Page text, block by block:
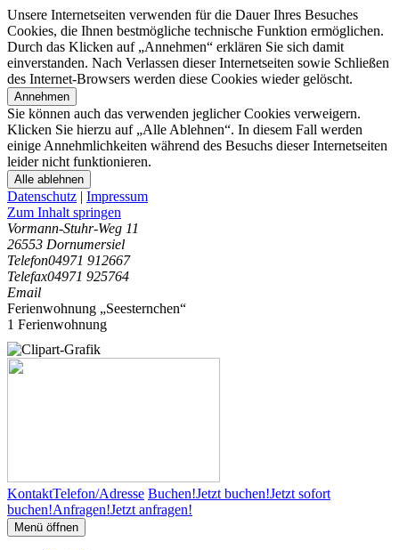
Unsere Internetseiten verwenden für die Dauer Ihres Besuches
Cookies, die Ihnen bestmögliche technische Funktion ermöglichen.
Durch das Klicken auf „Annehmen“ erklären Sie sich damit
einverstanden. Nach Verlassen dieser Internetseiten sowie Schließen
des Internet-Browsers werden diese Cookies wieder gelöscht.
Annehmen
Sie können auch das verwenden jeglicher Cookies verweigern.
Klicken Sie hierzu auf „Alle Ablehnen“. In diesem Fall werden
einige Annehmlichkeiten während des Besuchs dieser Internetseiten
leider nicht funktionieren.
Alle ablehnen
Datenschutz | Impressum
Zum Inhalt springen
Vormann-Stuhr-Weg 11
26553 Dornumersiel
Telefon04971 912667
Telefax04971 925764
Email
Ferienwohnung „Seesternchen“
1 Ferienwohnung
KontaktTelefon/Adresse Buchen!Jetzt buchen!Jetzt sofort
buchen!Anfragen!Jetzt anfragen!
Menü öffnen